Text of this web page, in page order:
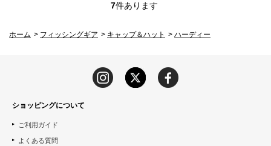
7件あります
ホーム > フィッシングギア > キャップ＆ハット > ハーディー
ショッピングについて
ご利用ガイド
よくある質問